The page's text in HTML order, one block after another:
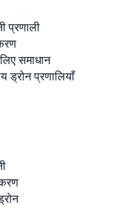
प्रणाली
समाधान
ड्रोन प्रणालियाँ